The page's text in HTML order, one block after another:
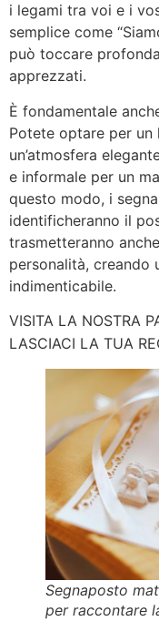
i legami tra voi e i
semplice come
può toccare
apprezzati.
È fondamentale
Potete optare per
un’atmosfera
e informale per un
questo modo, i
identificheranno il
trasmetteranno
personalità, creando
indimenticabile.
VISITA LA NOSTRA
LASCIACI LA TUA
Segnaposto
per raccontare